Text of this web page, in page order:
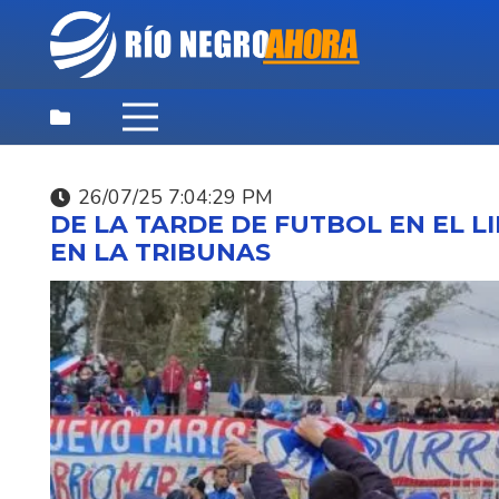
26/07/25 7:04:29 PM
DE LA TARDE DE FUTBOL EN EL
EN LA TRIBUNAS
DESTACADAS,NOTICIAS,
06/08/26 9:03:44 PM
APELACIONES
LAS CONDENAS A
EXMILITARES POR EL
VLADIMIR ROSLIK